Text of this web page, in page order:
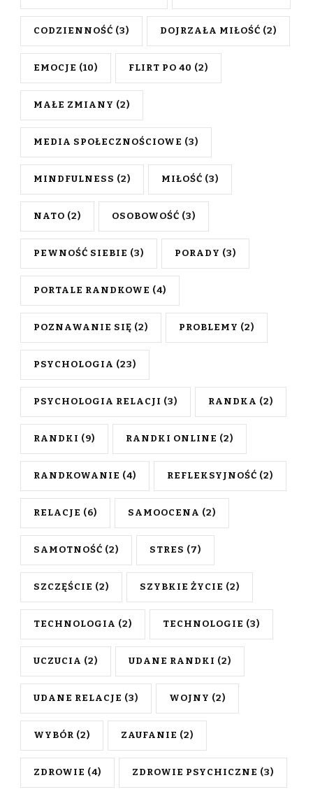
CODZIENNOŚĆ (3) DOJRZAŁA MIŁOŚĆ (2)
EMOCJE (10) FLIRT PO 40 (2)
MAŁE ZMIANY (2)
MEDIA SPOŁECZNOŚCIOWE (3)
MINDFULNESS (2) MIŁOŚĆ (3)
NATO (2) OSOBOWOŚĆ (3)
PEWNOŚĆ SIEBIE (3) PORADY (3)
PORTALE RANDKOWE (4)
POZNAWANIE SIĘ (2) PROBLEMY (2)
PSYCHOLOGIA (23)
PSYCHOLOGIA RELACJI (3) RANDKA (2)
RANDKI (9) RANDKI ONLINE (2)
RANDKOWANIE (4) REFLEKSYJNOŚĆ (2)
RELACJE (6) SAMOOCENA (2)
SAMOTNOŚĆ (2) STRES (7)
SZCZĘŚCIE (2) SZYBKIE ŻYCIE (2)
TECHNOLOGIA (2) TECHNOLOGIE (3)
UCZUCIA (2) UDANE RANDKI (2)
UDANE RELACJE (3) WOJNY (2)
WYBÓR (2) ZAUFANIE (2)
ZDROWIE (4) ZDROWIE PSYCHICZNE (3)